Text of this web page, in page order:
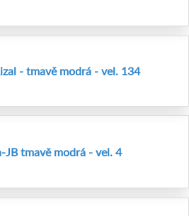
- tmavě modrá - vel. 134
JB tmavě modrá - vel. 4